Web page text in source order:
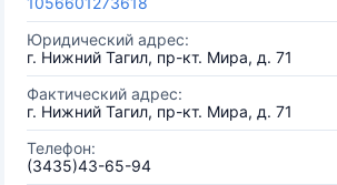
Юридический адрес:
г. Нижний Тагил, пр-кт. Мира, д. 71
Фактический адрес:
г. Нижний Тагил, пр-кт. Мира, д. 71
Телефон:
(3435)43-65-94